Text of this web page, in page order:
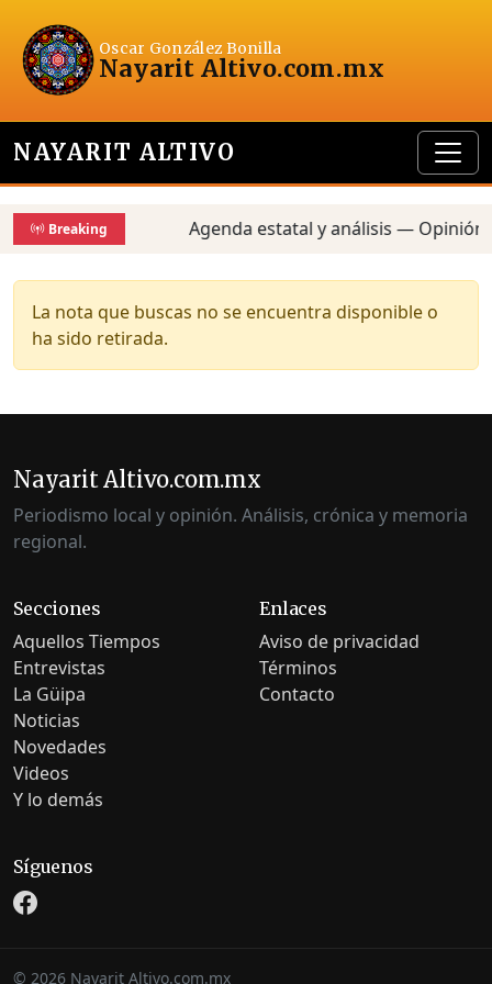
Oscar González Bonilla
Nayarit Altivo.com.mx
NAYARIT ALTIVO
Breaking Agenda estatal y análisis —
La nota que buscas no se encuentra disponible o
ha sido retirada.
Nayarit Altivo.com.mx
Periodismo local y opinión. Análisis, crónica y memoria
regional.
Secciones
Aquellos Tiempos
Entrevistas
La Güipa
Noticias
Novedades
Videos
Y lo demás
Enlaces
Aviso de privacidad
Términos
Contacto
Síguenos
© 2026 Nayarit Altivo.com.mx